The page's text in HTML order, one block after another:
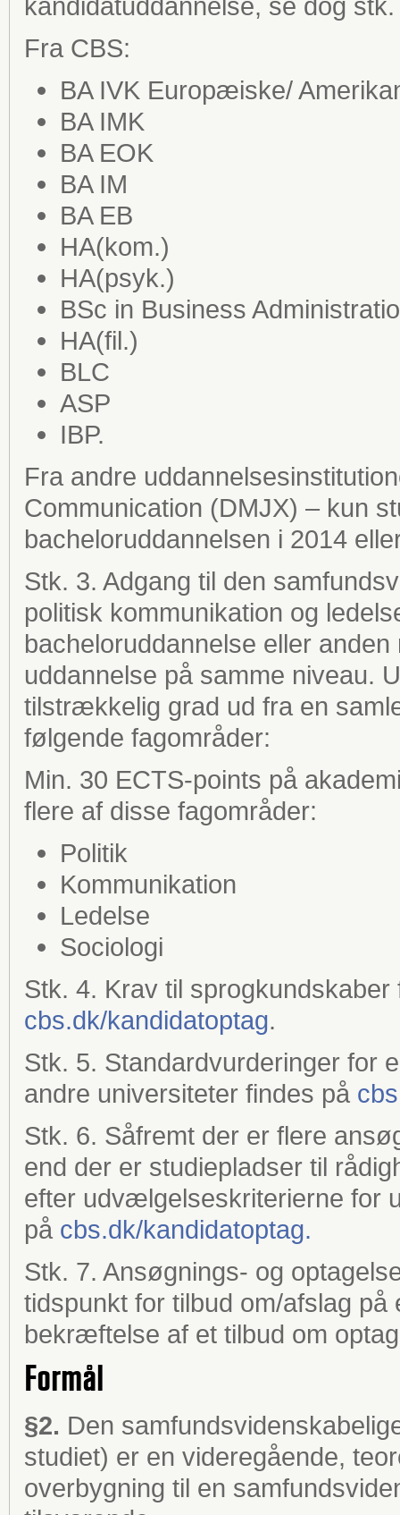
Fra CBS:
BA IVK Europæiske/
BA IMK
BA EOK
BA IM
BA EB
HA(kom.)
HA(psyk.)
BSc in Business
HA(fil.)
BLC
ASP
IBP.
Fra andre
Communication (DMJX) – kun
bacheloruddannelsen i 2014
Stk. 3. Adgang til den
politisk kommunikation og
bacheloruddannelse eller
uddannelse på samme niveau.
tilstrækkelig grad ud fra en
følgende fagområder:
Min. 30 ECTS-points på
flere af disse fagområder:
Politik
Kommunikation
Ledelse
Sociologi
Stk. 4. Krav til sprogkundskaber
cbs.dk/kandidatoptag.
Stk. 5. Standardvurderinger for
andre universiteter findes på
Stk. 6. Såfremt der er flere
end der er studiepladser til
efter udvælgelseskriterierne for
på cbs.dk/kandidatoptag.
Stk. 7. Ansøgnings- og
tidspunkt for tilbud om/afslag
bekræftelse af et tilbud om
Formål
§2. Den
studiet) er en videregående,
overbygning til en